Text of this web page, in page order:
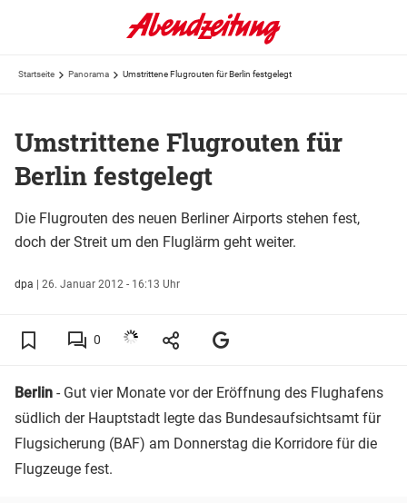
Startseite Panorama Umstrittene Flugrouten für Berlin festgelegt
Umstrittene Flugrouten für
Berlin festgelegt
Die Flugrouten des neuen Berliner Airports stehen fest,
doch der Streit um den Fluglärm geht weiter.
dpa | 26. Januar 2012 - 16:13 Uhr
0
Berlin - Gut vier Monate vor der Eröffnung des Flughafens
südlich der Hauptstadt legte das Bundesaufsichtsamt für
Flugsicherung (BAF) am Donnerstag die Korridore für die
Flugzeuge fest.